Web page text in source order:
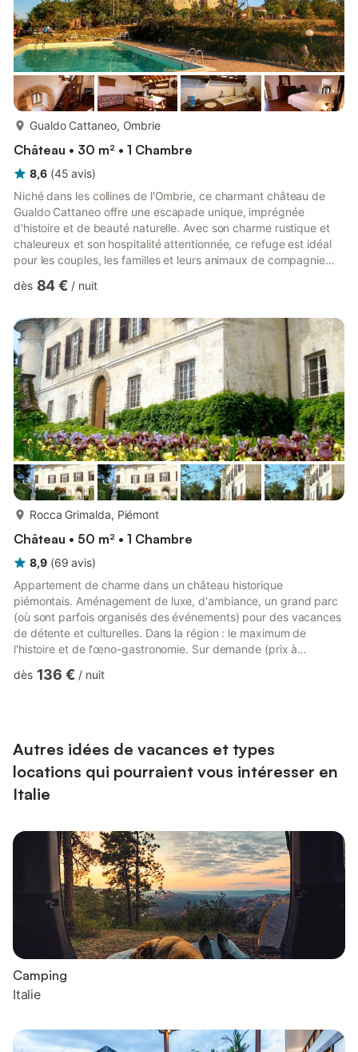
Gualdo Cattaneo, Ombrie
Château • 30 m² • 1 Chambre
8,6 (45 avis)
Niché dans les collines de l'Ombrie, ce charmant château de
Gualdo Cattaneo offre une escapade unique, imprégnée
d'histoire et de beauté naturelle. Avec son charme rustique et
chaleureux et son hospitalité attentionnée, ce refuge est idéal
pour les couples, les familles et leurs animaux de compagnie
cœur de l'Italie. Entouré de paysages luxuriants, le château
et d'un jardin paisible, idéal pour des promenades relaxantes ou
simplement pour profiter de la vue sur la cam...
dès 84 € / nuit
Rocca Grimalda, Piémont
Château • 50 m² • 1 Chambre
8,9 (69 avis)
Appartement de charme dans un château historique
piémontais. Aménagement de luxe, d'ambiance, un grand parc
(où sont parfois organisés des événements) pour des vacances
de détente et culturelles. Dans la région : le maximum de
l'histoire et de l'œno-gastronomie. Sur demande (prix à
déjeuner, organisation d'événements dans le parc : fêtes,
dès 136 € / nuit
Autres idées de vacances et types
locations qui pourraient vous intéresser en
Italie
Camping
Italie